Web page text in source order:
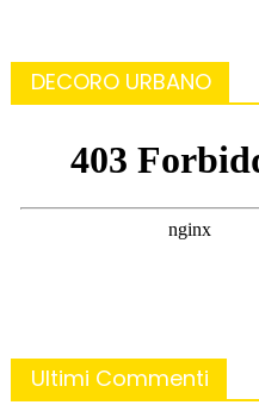
DECORO URBANO
Ultimi Commenti